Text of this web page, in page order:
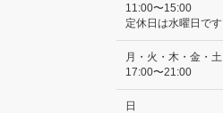
11:00〜15:00
定休日は水曜日です
月・火・木・金・土
17:00〜21:00
日